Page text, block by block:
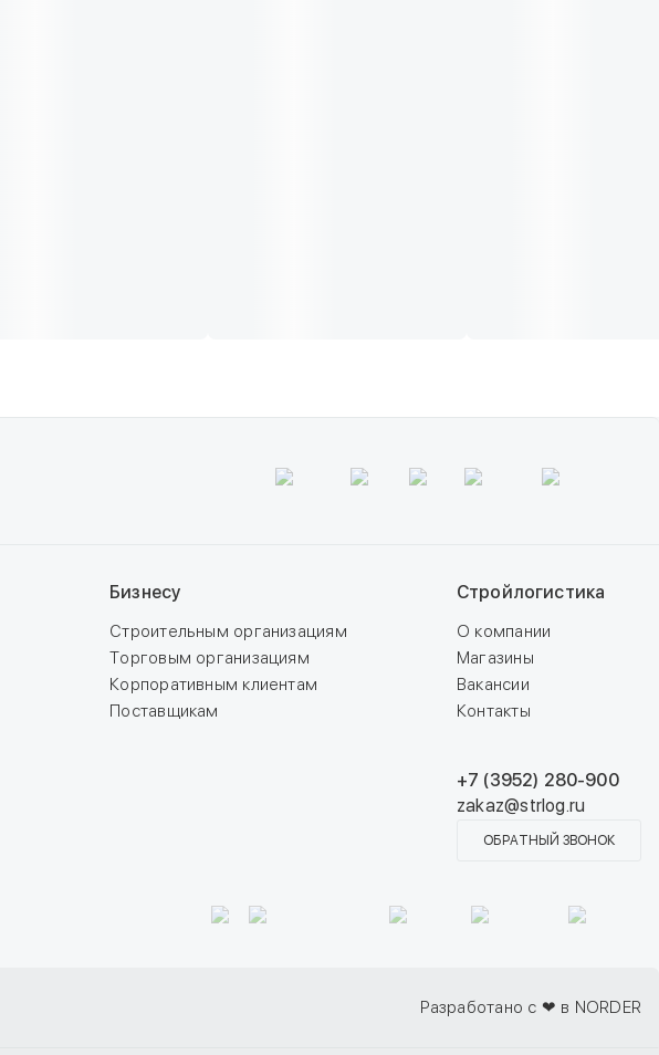
Бизнесу
Строительным организациям
Торговым организациям
Корпоративным клиентам
Поставщикам
Стройлогистика
О компании
Магазины
Вакансии
Контакты
+7 (3952) 280-900
zakaz@strlog.ru
ОБРАТНЫЙ ЗВОНОК
Разработано с ❤ в NORDER